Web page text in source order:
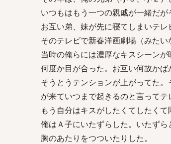
いつもはもう一つの親戚が一緒だが
お互い弟、妹が先に寝てしまいテレ
そのテレビで新春洋画劇場（みたい
当時の俺らには濃厚なキスシーン
何度か目が合った。お互い何故かば
そうとうテンションが上がってた。
が来ていつまで起きるのと言ってテ
もう自分はキスがしたくてしたくて
俺はＡ子にいたずらした。いたず
胸のあたりをつついたりした。